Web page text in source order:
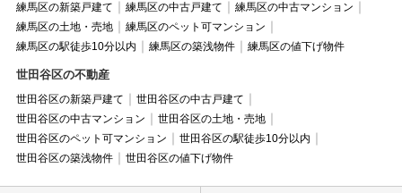
練馬区の新築戸建て 練馬区の中古戸建て
練馬区の中古マンション
練馬区の土地・売地
練馬区のペット可マンション
練馬区の駅徒歩10分以内
練馬区の築浅物件 練馬区の値下げ物件
世田谷区の不動産
世田谷区の新築戸建て
世田谷区の中古戸建て
世田谷区の中古マンション
世田谷区の土地・売地
世田谷区のペット可マンション
世田谷区の駅徒歩10分以内
世田谷区の築浅物件
世田谷区の値下げ物件